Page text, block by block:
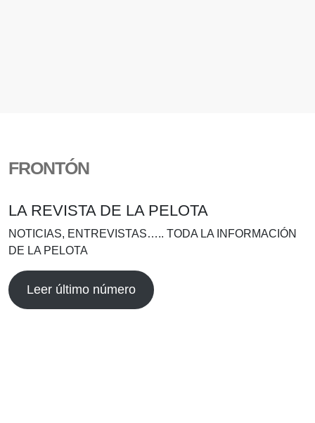
FRONTÓN
LA REVISTA DE LA PELOTA
NOTICIAS, ENTREVISTAS….. TODA LA INFORMACIÓN
DE LA PELOTA
Leer último número